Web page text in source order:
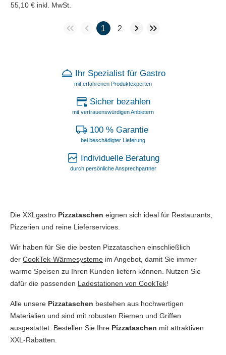
55,10 € inkl. MwSt.
1 2
Ihr Spezialist für Gastro
mit erfahrenen Produktexperten
Sicher bezahlen
mit vertrauenswürdigen Anbietern
100 % Garantie
bei beschädigter Lieferung
Individuelle Beratung
durch persönliche Ansprechpartner
Die XXLgastro Pizzataschen eignen sich ideal für Restaurants,
Pizzerien und reine Lieferservices.
Wir haben für Sie die besten Pizzataschen einschließlich
der CookTek-Wärmesysteme im Angebot, damit Sie immer
warme Speisen zu Ihren Kunden liefern können. Nutzen Sie
dafür die passenden Ladestationen von CookTek!
Alle unsere Pizzataschen bestehen aus hochwertigen
Materialien und sind mit robusten Riemen und Griffen
ausgestattet. Bestellen Sie Ihre Pizzataschen mit attraktiven
XXL-Rabatten.